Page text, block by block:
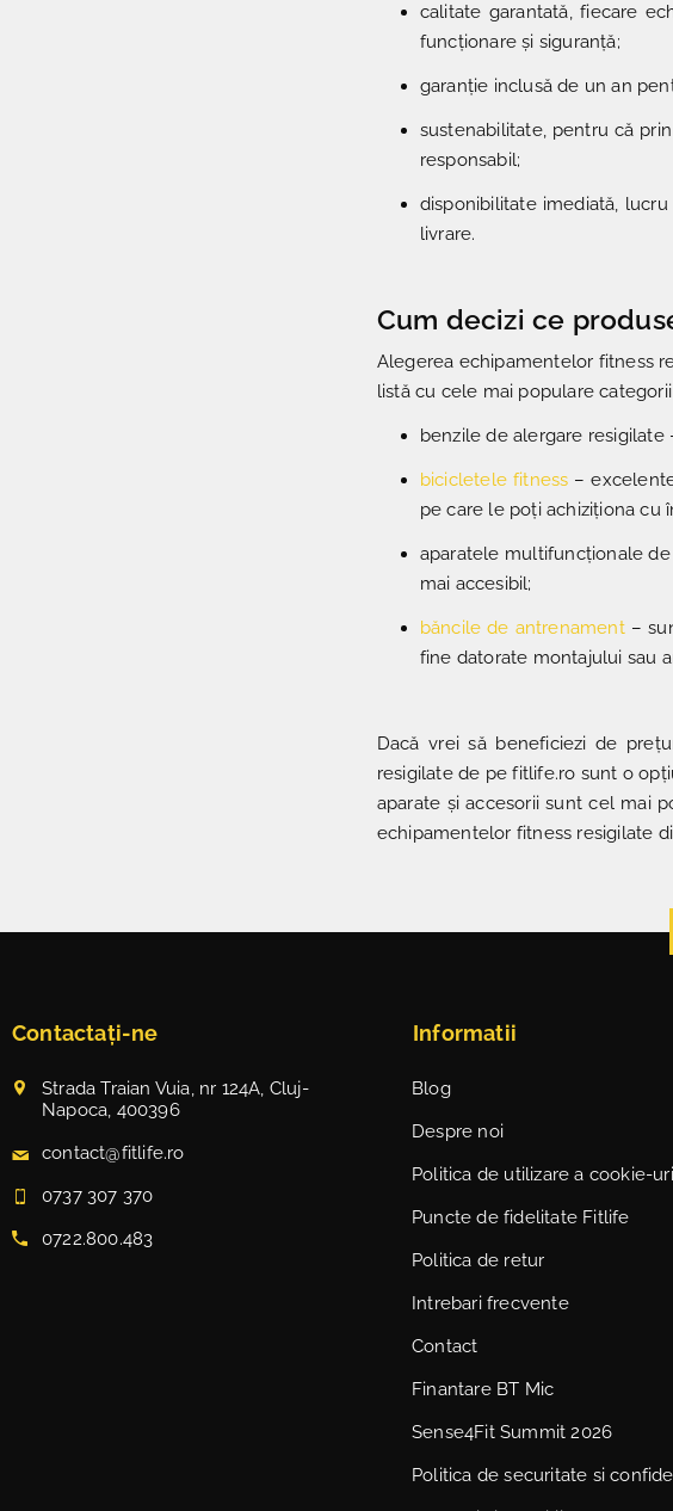
calitate garantată, fiecare
funcționare și siguranță;
garanție inclusă de un an
sustenabilitate, pentru că
responsabil;
disponibilitate imediată,
livrare.
Cum decizi ce
Alegerea echipamentelor fitness
listă cu cele mai populare
benzile de alergare
bicicletele fitness –
pe care le poți achiziționa cu
aparatele multifuncționale
mai accesibil;
băncile de antrenament–
fine datorate montajului sau
Dacă vrei să beneficiezi de
resigilate de pe fitlife.ro sunt o
aparate și accesorii sunt cel mai
echipamentelor fitness resigilate
Contactați-ne
Strada Traian Vuia, nr 124A, Cluj-
Napoca, 400396
contact@fitlife.ro
0737 307 370
0722.800.483
Informatii
Blog
Despre noi
Politica de utilizare a cookie-
Puncte de fidelitate Fitlife
Politica de retur
Intrebari frecvente
Contact
Finantare BT Mic
Sense4Fit Summit 2026
Politica de securitate si